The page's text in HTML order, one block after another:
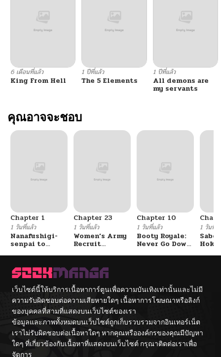
6 เดือนที่แล้ว
King From Hell
1 ปีที่แล้ว
The 5 Elements
1 ปีที่แล้ว
All demons are
my servants
คุณอาจจะชอบ
Chapter 1
1 วันที่แล้ว
Nanafushigi-
senpai to
Chapter 23
1 วันที่แล้ว
Women’s Army
Recruit
Chapter 10
1 วันที่แล้ว
Booty Royale:
Never Go Down
1 วันที่แ
เว็บไซต์นี้ให้บริการเนื้อหาการ์ตูนเพื่อความบันเทิงเท่านั้นและไม่มี
ความรับผิดชอบต่อความเสียหายใดๆ เนื้อหาการโฆษณาหรือลิงก์
ของบุคคลที่สามที่แสดงบนเว็บไซต์ของเรา
ข้อมูลและภาพทั้งหมดบนเว็บไซต์ถูกเก็บรวบรวมจากอินเทอร์เน็ต
เราไม่รับผิดชอบต่อเนื้อหาใดๆ หากคุณหรือองค์กรของคุณมีปัญหา
ใดๆ ที่เกี่ยวข้องกับเนื้อหาที่แสดงบนเว็บไซต์ กรุณาติดต่อเราเพื่อ
จัดการ